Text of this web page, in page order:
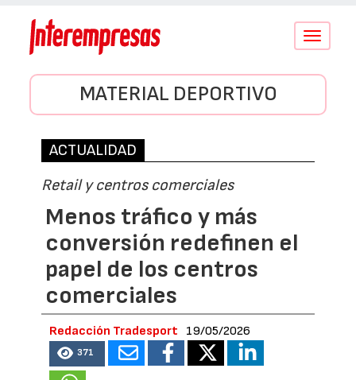
Conmutar
MATERIAL DEPORTIVO
ACTUALIDAD
Retail y centros comerciales
Menos tráfico y más
conversión redefinen el
papel de los centros
comerciales
Redacción Tradesport 19/05/2026
371